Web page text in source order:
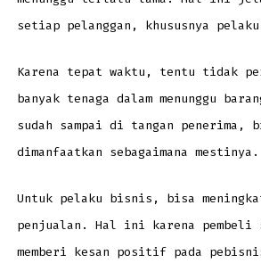
setiap pelanggan, khususnya
Karena tepat waktu, tentu tidak
banyak tenaga dalam menunggu
sudah sampai di tangan penerima,
dimanfaatkan sebagaimana mestinya.
Untuk pelaku bisnis, bisa
penjualan. Hal ini karena pembeli
memberi kesan positif pada pebisnis